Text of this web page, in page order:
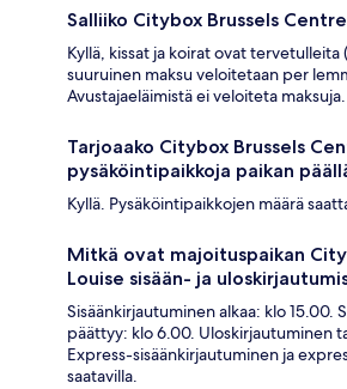
Salliiko Citybox Brussels
Kyllä, kissat ja koirat ovat tervetulleita
suuruinen maksu veloitetaan per
Avustajaeläimistä ei veloiteta maksuja.
Tarjoaako Citybox Brussels
pysäköintipaikkoja paikan
Kyllä. Pysäköintipaikkojen määrä
Mitkä ovat majoituspaikan
Louise sisään- ja
Sisäänkirjautuminen alkaa: klo 15.00.
päättyy: klo 6.00. Uloskirjautuminen
Express-sisäänkirjautuminen ja
saatavilla.